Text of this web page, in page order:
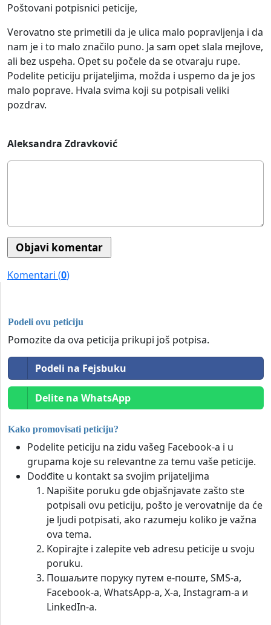
Poštovani potpisnici peticije,
Verovatno ste primetili da je ulica malo popravljenja i da
nam je i to malo značilo puno. Ja sam opet slala mejlove,
ali bez uspeha. Opet su počele da se otvaraju rupe.
Podelite peticiju prijateljima, možda i uspemo da je jos
malo poprave. Hvala svima koji su potpisali veliki
pozdrav.
Aleksandra Zdravković
Komentari (0)
Podeli ovu peticiju
Pomozite da ova peticija prikupi još potpisa.
Podeli na Fejsbuku
Delite na WhatsApp
Kako promovisati peticiju?
Podelite peticiju na zidu vašeg Facebook-a i u
grupama koje su relevantne za temu vaše peticije.
Dodđite u kontakt sa svojim prijateljima
Napišite poruku gde objašnjavate zašto ste
potpisali ovu peticiju, pošto je verovatnije da će
je ljudi potpisati, ako razumeju koliko je važna
ova tema.
Kopirajte i zalepite veb adresu peticije u svoju
poruku.
Пошаљите поруку путем е-поште, SMS-а,
Facebook-а, WhatsApp-а, X-а, Instagram-а и
LinkedIn-а.